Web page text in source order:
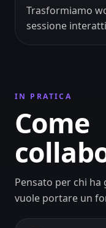
Trasformiamo
sessione
IN PRATICA
Come
Pensato per chi ha
vuole portare un